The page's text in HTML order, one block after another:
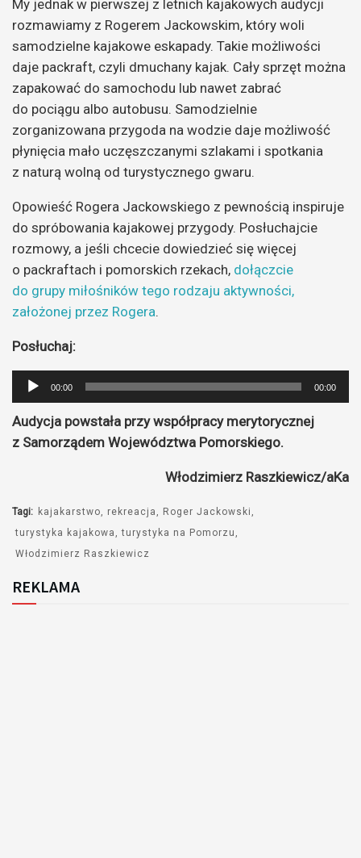
My jednak w pierwszej z letnich kajakowych audycji
rozmawiamy z Rogerem Jackowskim, który woli
samodzielne kajakowe eskapady. Takie możliwości
daje packraft, czyli dmuchany kajak. Cały sprzęt można
zapakować do samochodu lub nawet zabrać
do pociągu albo autobusu. Samodzielnie
zorganizowana przygoda na wodzie daje możliwość
płynięcia mało uczęszczanymi szlakami i spotkania
z naturą wolną od turystycznego gwaru.
Opowieść Rogera Jackowskiego z pewnością inspiruje
do spróbowania kajakowej przygody. Posłuchajcie
rozmowy, a jeśli chcecie dowiedzieć się więcej
o packraftach i pomorskich rzekach, dołączcie
do grupy miłośników tego rodzaju aktywności,
założonej przez Rogera.
Posłuchaj:
Odtwarzacz
plików
dźwiękowych
00:00 00:00
Audycja powstała przy współpracy merytorycznej
z Samorządem Województwa Pomorskiego.
Włodzimierz Raszkiewicz/aKa
Tagi: kajakarstwo rekreacja
Roger Jackowski
turystyka kajakowa
turystyka na Pomorzu
Włodzimierz Raszkiewicz
REKLAMA